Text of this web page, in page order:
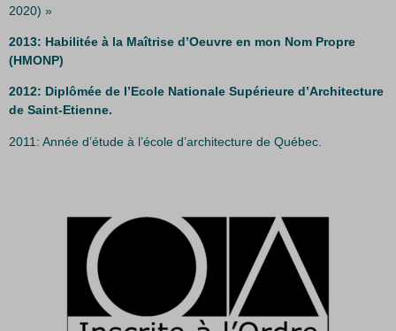
2020) »
2013: Habilitée à la Maîtrise d’Oeuvre en mon Nom Propre
(HMONP)
2012: Diplômée de l’Ecole Nationale Supérieure d’Architecture
de Saint-Etienne.
2011: Année d’étude à l’école d’architecture de Québec.